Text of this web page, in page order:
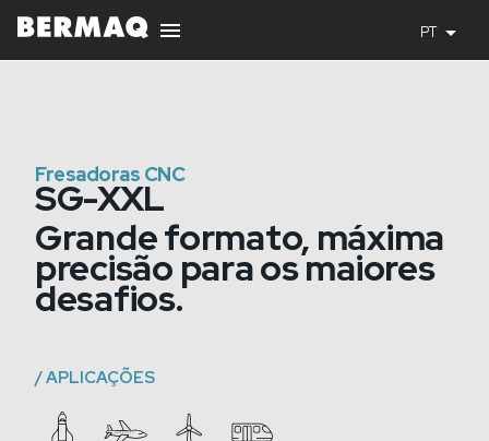
PT
Fresadoras CNC
SG-XXL
Grande formato, máxima
precisão para os maiores
desafios.
/APLICAÇÕES